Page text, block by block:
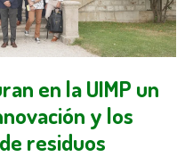
en la UIMP un
y los
residuos